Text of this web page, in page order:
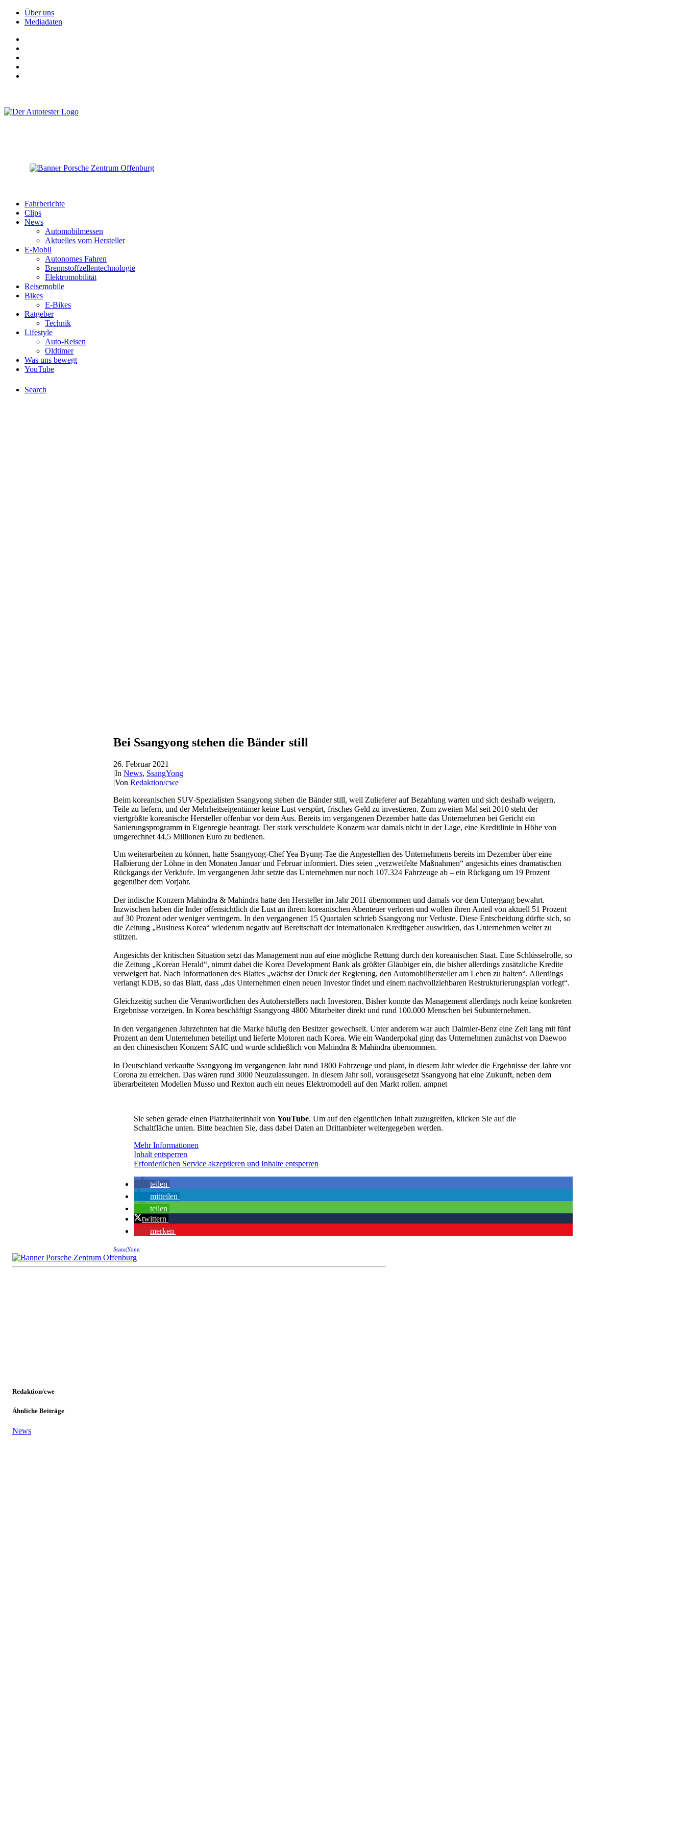
Über uns
Mediadaten
Fahrberichte
Clips
News
Automobilmessen
Aktuelles vom Hersteller
E-Mobil
Autonomes Fahren
Brennstoffzellentechnologie
Elektromobilität
Reisemobile
Bikes
E-Bikes
Ratgeber
Technik
Lifestyle
Auto-Reisen
Oldtimer
Was uns bewegt
YouTube
Search
Bei Ssangyong stehen die Bänder still
26. Februar 2021
|In News, SsangYong
|Von Redaktion/cwe
Beim koreanischen SUV-Spezialisten Ssangyong stehen die Bänder still, weil Zulieferer auf Bezahlung warten und sich deshalb weigern,
Teile zu liefern, und der Mehrheitseigentümer keine Lust verspürt, frisches Geld zu investieren. Zum zweiten Mal seit 2010 steht der
viertgrößte koreanische Hersteller offenbar vor dem Aus. Bereits im vergangenen Dezember hatte das Unternehmen bei Gericht ein
Sanierungsprogramm in Eigenregie beantragt. Der stark verschuldete Konzern war damals nicht in der Lage, eine Kreditlinie in Höhe von
umgerechnet 44,5 Millionen Euro zu bedienen.
Um weiterarbeiten zu können, hatte Ssangyong-Chef Yea Byung-Tae die Angestellten des Unternehmens bereits im Dezember über eine
Halbierung der Löhne in den Monaten Januar und Februar informiert. Dies seien „verzweifelte Maßnahmen“ angesichts eines dramatischen
Rückgangs der Verkäufe. Im vergangenen Jahr setzte das Unternehmen nur noch 107.324 Fahrzeuge ab – ein Rückgang um 19 Prozent
gegenüber dem Vorjahr.
Der indische Konzern Mahindra & Mahindra hatte den Hersteller im Jahr 2011 übernommen und damals vor dem Untergang bewahrt.
Inzwischen haben die Inder offensichtlich die Lust an ihrem koreanischen Abenteuer verloren und wollen ihren Anteil von aktuell 51 Prozent
auf 30 Prozent oder weniger verringern. In den vergangenen 15 Quartalen schrieb Ssangyong nur Verluste. Diese Entscheidung dürfte sich, so
die Zeitung „Business Korea“ wiederum negativ auf Bereitschaft der internationalen Kreditgeber auswirken, das Unternehmen weiter zu
stützen.
Angesichts der kritischen Situation setzt das Management nun auf eine mögliche Rettung durch den koreanischen Staat. Eine Schlüsselrolle, so
die Zeitung „Korean Herald“, nimmt dabei die Korea Development Bank als größter Gläubiger ein, die bisher allerdings zusätzliche Kredite
verweigert hat. Nach Informationen des Blattes „wächst der Druck der Regierung, den Automobilhersteller am Leben zu halten“. Allerdings
verlangt KDB, so das Blatt, dass „das Unternehmen einen neuen Investor findet und einem nachvollziehbaren Restrukturierungsplan vorlegt“.
Gleichzeitig suchen die Verantwortlichen des Autoherstellers nach Investoren. Bisher konnte das Management allerdings noch keine konkreten
Ergebnisse vorzeigen. In Korea beschäftigt Ssangyong 4800 Mitarbeiter direkt und rund 100.000 Menschen bei Subunternehmen.
In den vergangenen Jahrzehnten hat die Marke häufig den Besitzer gewechselt. Unter anderem war auch Daimler-Benz eine Zeit lang mit fünf
Prozent an dem Unternehmen beteiligt und lieferte Motoren nach Korea. Wie ein Wanderpokal ging das Unternehmen zunächst von Daewoo
an den chinesischen Konzern SAIC und wurde schließlich von Mahindra & Mahindra übernommen.
In Deutschland verkaufte Ssangyong im vergangenen Jahr rund 1800 Fahrzeuge und plant, in diesem Jahr wieder die Ergebnisse der Jahre vor
Corona zu erreichen. Das wären rund 3000 Neuzulassungen. In diesem Jahr soll, vorausgesetzt Ssangyong hat eine Zukunft, neben dem
überarbeiteten Modellen Musso und Rexton auch ein neues Elektromodell auf den Markt rollen. ampnet
Sie sehen gerade einen Platzhalterinhalt von YouTube. Um auf den eigentlichen Inhalt zuzugreifen, klicken Sie auf die
Schaltfläche unten. Bitte beachten Sie, dass dabei Daten an Drittanbieter weitergegeben werden.
Mehr Informationen
Inhalt entsperren
Erforderlichen Service akzeptieren und Inhalte entsperren
teilen
mitteilen
teilen
twittern
merken
SsangYong
Redaktion/cwe
Ähnliche Beiträge
News